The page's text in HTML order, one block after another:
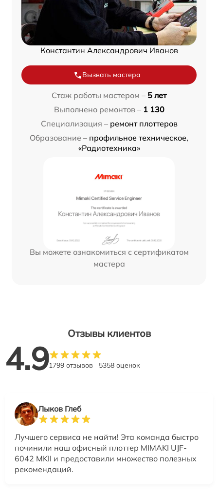
Константин Александрович Иванов
Вызвать мастера
Стаж работы мастером – 5 лет
Выполнено ремонтов – 1 130
Специализация – ремонт плоттеров
Образование – профильное техническое,
«Радиотехника»
Вы можете ознакомиться с сертификатом
мастера
Отзывы клиентов
4.91799 отзывов 5358 оценок
Лыков Глеб
Лучшего сервиса не найти! Эта команда быстро
починили наш офисный плоттер MIMAKI UJF-
6042 MKII и предоставили множество полезных
рекомендаций.